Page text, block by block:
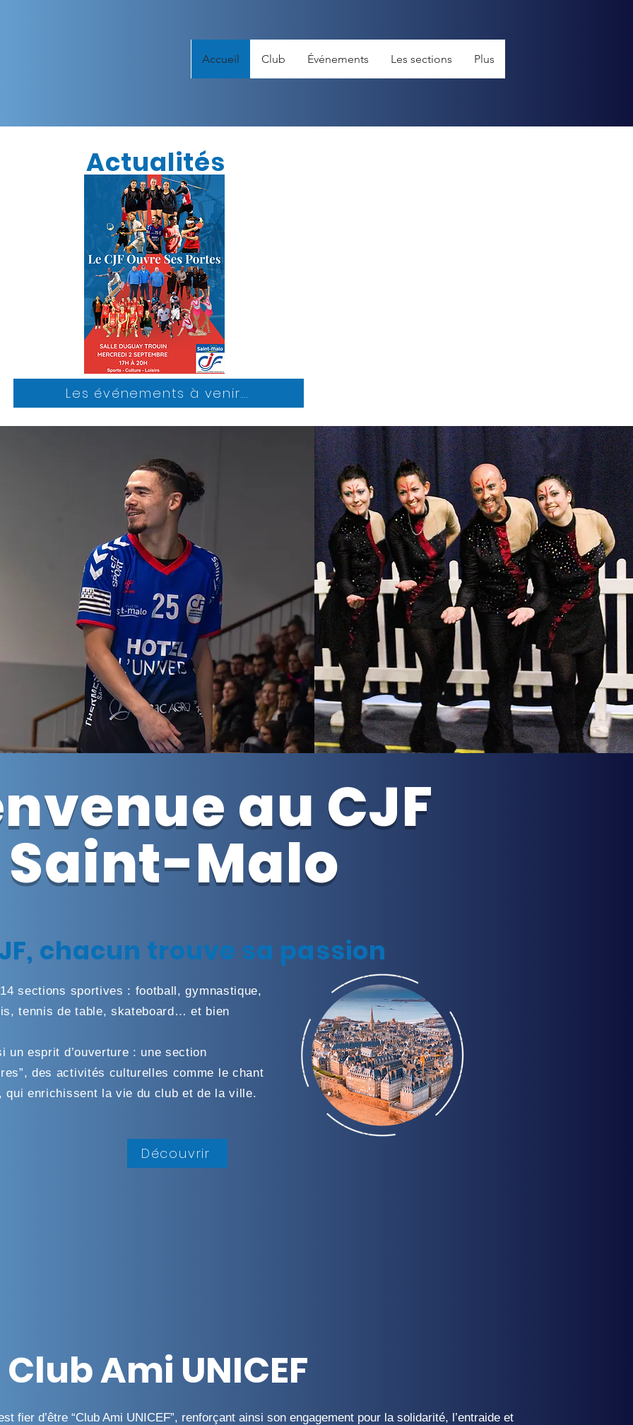
Accueil Club Événements Les sections Plus
Actualités
Les événements à venir....
au CJF
Saint-Malo
chacun trouve sa passion
14 sections sportives : football, gymnastique,
tennis de table, skateboard… et bien
un esprit d’ouverture : une section
des activités culturelles comme le chant
qui enrichissent la vie du club et de la ville.
Découvrir
Club Ami UNICEF
fier d’être “Club Ami UNICEF”, renforçant ainsi son engagement pour la solidarité, l’entraide et